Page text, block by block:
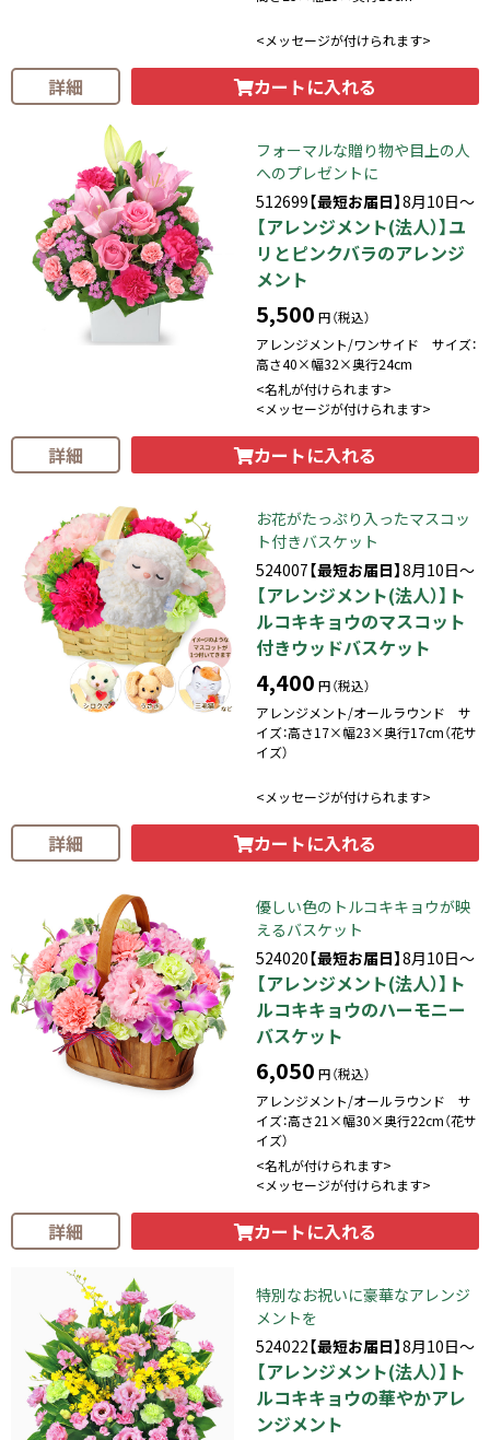
<メッセージが付けられます>
詳細 カートに入れる
フォーマルな贈り物や目上の人
へのプレゼントに
512699【最短お届日】8月10日～
【アレンジメント(法人）】ユ
リとピンクバラのアレンジ
メント
5,500 円（税込）
アレンジメント/ワンサイド サイズ：
高さ40×幅32×奥行24cm
<名札が付けられます>
<メッセージが付けられます>
詳細 カートに入れる
お花がたっぷり入ったマスコッ
ト付きバスケット
524007【最短お届日】8月10日～
【アレンジメント(法人）】ト
ルコキキョウのマスコット
付きウッドバスケット
4,400 円（税込）
アレンジメント/オールラウンド サ
イズ：高さ17×幅23×奥行17cm（花サ
イズ）
<メッセージが付けられます>
詳細 カートに入れる
優しい色のトルコキキョウが映
えるバスケット
524020【最短お届日】8月10日～
【アレンジメント(法人）】ト
ルコキキョウのハーモニー
バスケット
6,050 円（税込）
アレンジメント/オールラウンド サ
イズ：高さ21×幅30×奥行22cm（花サ
イズ）
<名札が付けられます>
<メッセージが付けられます>
詳細 カートに入れる
特別なお祝いに豪華なアレンジ
メントを
524022【最短お届日】8月10日～
【アレンジメント(法人）】ト
ルコキキョウの華やかアレ
ンジメント